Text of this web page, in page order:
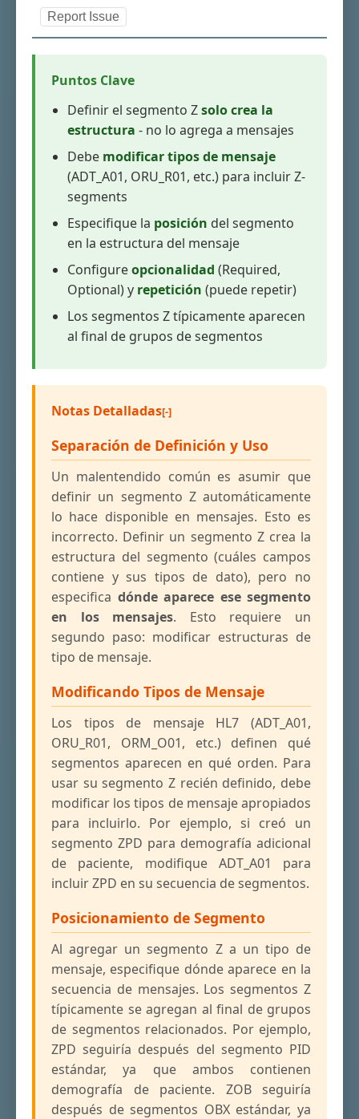
Report Issue
Puntos Clave
Definir el segmento Zsolo crea la
estructura - no lo agrega a mensajes
Debe modificar tipos de mensaje
(ADT_A01, ORU_R01, etc.) para incluir Z-
segments
Especifique la posición del segmento
en la estructura del mensaje
Configureopcionalidad (Required,
Optional) y repetición (puede repetir)
Los segmentos Z típicamente aparecen
al final de grupos de segmentos
Notas Detalladas
Separación de Definición y Uso
Un malentendido común es asumir que
definir un segmento Z automáticamente
lo hace disponible en mensajes. Esto es
incorrecto. Definir un segmento Z crea la
estructura del segmento (cuáles campos
contiene y sus tipos de dato), pero no
especifica dónde aparece ese segmento
en los mensajes. Esto requiere un
segundo paso: modificar estructuras de
tipo de mensaje.
Modificando Tipos de Mensaje
Los tipos de mensaje HL7 (ADT_A01,
ORU_R01, ORM_O01, etc.) definen qué
segmentos aparecen en qué orden. Para
usar su segmento Z recién definido, debe
modificar los tipos de mensaje apropiados
para incluirlo. Por ejemplo, si creó un
segmento ZPD para demografía adicional
de paciente, modifique ADT_A01 para
incluir ZPD en su secuencia de segmentos.
Posicionamiento de Segmento
Al agregar un segmento Z a un tipo de
mensaje, especifique dónde aparece en la
secuencia de mensajes. Los segmentos Z
típicamente se agregan al final de grupos
de segmentos relacionados. Por ejemplo,
ZPD seguiría después del segmento PID
estándar, ya que ambos contienen
demografía de paciente. ZOB seguiría
después de segmentos OBX estándar, ya